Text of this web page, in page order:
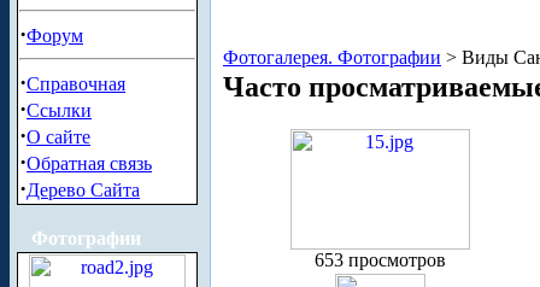
·Форум
·Справочная
·Ссылки
·О сайте
·Обратная связь
·Дерево Сайта
Фотографии
Фотогалерея. Фотографии > Виды
Часто
653 просмотров